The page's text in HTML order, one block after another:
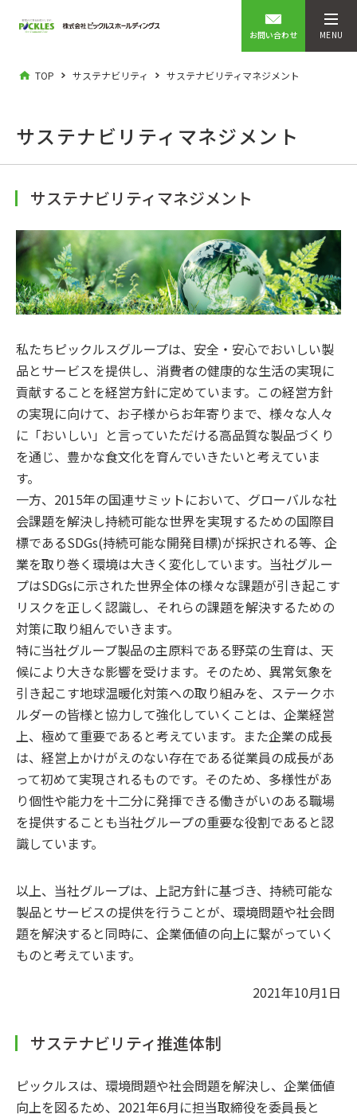
お問い合わせ MENU
TOP サステナビリティ サステナビリティマネジメント
サステナビリティマネジメント
サステナビリティマネジメント
私たちピックルスグループは、安全・安心でおいしい製
品とサービスを提供し、消費者の健康的な生活の実現に
貢献することを経営方針に定めています。この経営方針
の実現に向けて、お子様からお年寄りまで、様々な人々
に「おいしい」と言っていただける高品質な製品づくり
を通じ、豊かな食文化を育んでいきたいと考えていま
す。
一方、2015年の国連サミットにおいて、グローバルな社
会課題を解決し持続可能な世界を実現するための国際目
標であるSDGs(持続可能な開発目標)が採択される等、企
業を取り巻く環境は大きく変化しています。当社グルー
プはSDGsに示された世界全体の様々な課題が引き起こす
リスクを正しく認識し、それらの課題を解決するための
対策に取り組んでいきます。
特に当社グループ製品の主原料である野菜の生育は、天
候により大きな影響を受けます。そのため、異常気象を
引き起こす地球温暖化対策への取り組みを、ステークホ
ルダーの皆様と協力して強化していくことは、企業経営
上、極めて重要であると考えています。また企業の成長
は、経営上かけがえのない存在である従業員の成長があ
って初めて実現されるものです。そのため、多様性があ
り個性や能力を十二分に発揮できる働きがいのある職場
を提供することも当社グループの重要な役割であると認
識しています。
以上、当社グループは、上記方針に基づき、持続可能な
製品とサービスの提供を行うことが、環境問題や社会問
題を解決すると同時に、企業価値の向上に繋がっていく
ものと考えています。
2021年10月1日
サステナビリティ推進体制
ピックルスは、環境問題や社会問題を解決し、企業価値
向上を図るため、2021年6月に担当取締役を委員長と